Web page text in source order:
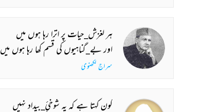
ہر لغزش_حیات پر اترا رہا ہوں میں
اور بے_گناہیوں کی قسم کھا رہا ہوں میں
سراج لکھنوی
کون کہتا ہے کہ یہ شوخیٔ_بیداد نہیں